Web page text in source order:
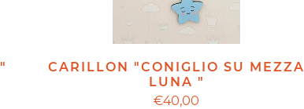
CARILLON "CONIGLIO SU MEZZA
LUNA "
€40,00